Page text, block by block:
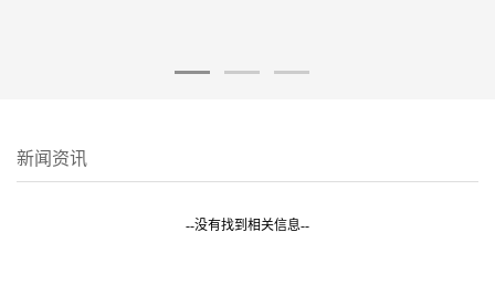
新闻资讯
--没有找到相关信息--